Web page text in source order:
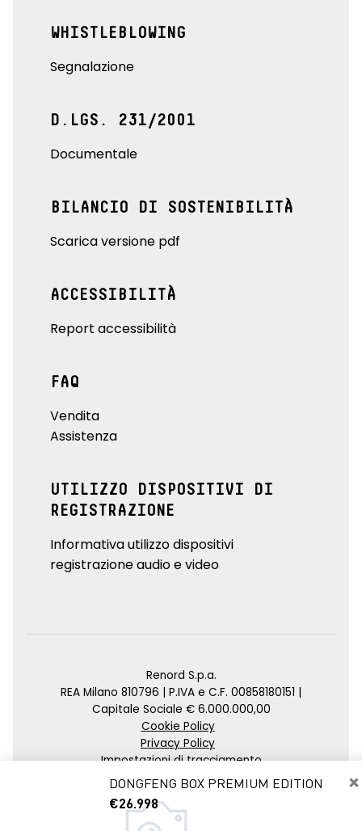
×
DONGFENG BOX PREMIUM EDITION
€26.998
WHISTLEBLOWING
Segnalazione
D.LGS. 231/2001
Documentale
BILANCIO DI SOSTENIBILITÀ
Scarica versione pdf
ACCESSIBILITÀ
Report accessibilità
FAQ
Vendita
Assistenza
UTILIZZO DISPOSITIVI DI
REGISTRAZIONE
Informativa utilizzo dispositivi
registrazione audio e video
Renord S.p.a.
REA Milano 810796 | P.IVA e C.F. 00858180151 |
Capitale Sociale € 6.000.000,00
Cookie Policy
Privacy Policy
Impostazioni di tracciamento
Credits
Agenzia SEO